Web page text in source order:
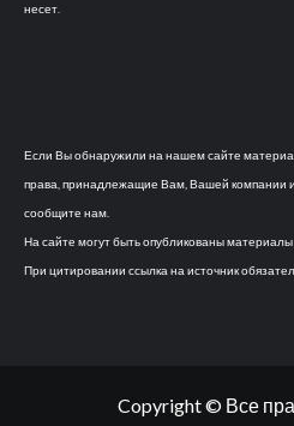
несет.
Если Вы обнаружили на нашем сайте
права, принадлежащие Вам, Вашей компании
сообщите нам.
На сайте могут быть опубликованы
При цитировании ссылка на источник
Copyright © Все